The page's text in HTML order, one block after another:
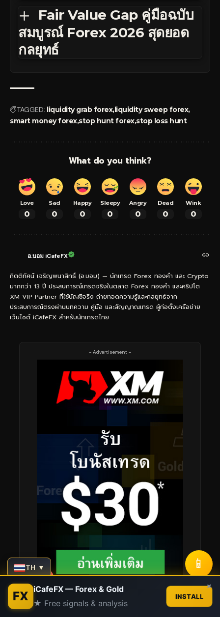
Fair Value Gap คู่มือฉบับ
สมบูรณ์ Forex 2026 สุดยอด
กลยุทธ์
TAGGED: liquidity grab forexliquidity sweep forex
smart money forexstop hunt forexstop loss hunt
What do you think?
Love
0
Sad
0
Happy
0
Sleepy
0
Angry
0
Dead
0
Wink
0
อ.บอม iCafeFX
กิตติทัศน์ เจริญพนาสิทธิ์ (อ.บอม) — นักเทรด Forex ทองคำ และ Crypto
มากกว่า 13 ปี ประสบการณ์เทรดจริงในตลาด Forex ทองคำ และคริปโต
XM VIP Partner ที่ใช้บัญชีจริง ถ่ายทอดความรู้และกลยุทธ์จาก
ประสบการณ์ตรงผ่านบทความ คู่มือ และสัญญาณเทรด ผู้ก่อตั้งเครือข่าย
เว็บไซต์ iCafeFX สำหรับนักเทรดไทย
- Advertisement -
TH ▼ 📱
FX iCafeFX — Forex & Gold
★ Free signals & analysis
INSTALL
×
Contact us
Open